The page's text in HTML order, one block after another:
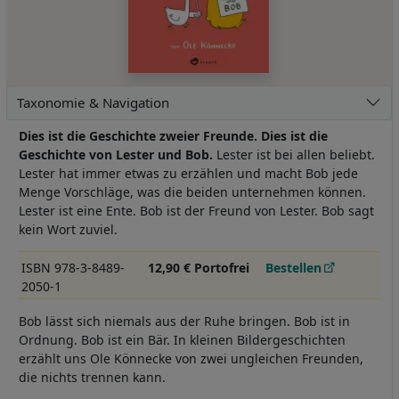
Taxonomie & Navigation
Dies ist die Geschichte zweier Freunde. Dies ist die
Geschichte von Lester und Bob. Lester ist bei allen beliebt.
Lester hat immer etwas zu erzählen und macht Bob jede
Menge Vorschläge, was die beiden unternehmen können.
Lester ist eine Ente. Bob ist der Freund von Lester. Bob sagt
kein Wort zuviel.
ISBN 978-3-8489-
2050-1
12,90 € Portofrei Bestellen
Bob lässt sich niemals aus der Ruhe bringen. Bob ist in
Ordnung. Bob ist ein Bär. In kleinen Bildergeschichten
erzählt uns Ole Könnecke von zwei ungleichen Freunden,
die nichts trennen kann.